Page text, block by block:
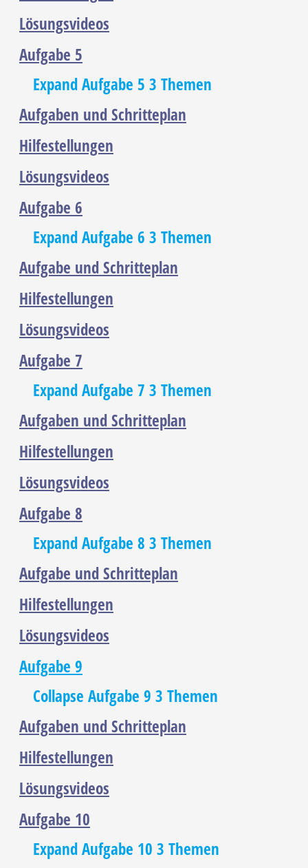
Lösungsvideos
Aufgabe 5
ExpandAufgabe 5 3 Themen
Aufgaben und Schritteplan
Hilfestellungen
Lösungsvideos
Aufgabe 6
ExpandAufgabe 6 3 Themen
Aufgabe und Schritteplan
Hilfestellungen
Lösungsvideos
Aufgabe 7
ExpandAufgabe 7 3 Themen
Aufgaben und Schritteplan
Hilfestellungen
Lösungsvideos
Aufgabe 8
ExpandAufgabe 8 3 Themen
Aufgabe und Schritteplan
Hilfestellungen
Lösungsvideos
Aufgabe 9
Collapse Aufgabe 9 3 Themen
Aufgaben und Schritteplan
Hilfestellungen
Lösungsvideos
Aufgabe 10
ExpandAufgabe 10 3 Themen